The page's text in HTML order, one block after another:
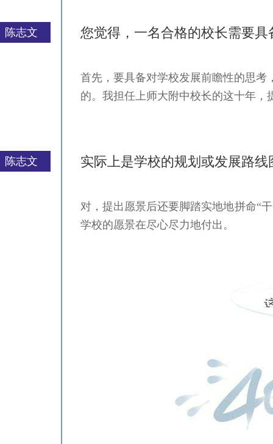
陈志文 您觉得，一名合格的校长需要
首先，要具备对学校发展前瞻性的思
的。我担任上师大附中校长的这十年，
陈志文 实际上是学校的规划或发展路线
对，提出愿景后还要脚踏实地地拼命“
学校的愿景在尽心尽力地付出。